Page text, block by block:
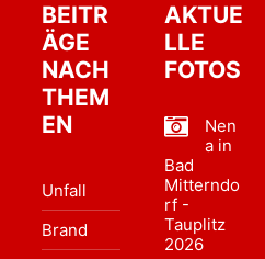
BEITR
ÄGE
NACH
THEM
EN
Unfall
Brand
AKTUE
LLE
FOTOS
Nen
a in
Bad
Mitterndo
rf -
Tauplitz
2026